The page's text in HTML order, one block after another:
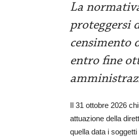
La
proteggersi
censimento
entro fine
Il 31 ottobre 2026
attuazione della
quella data i soggetti